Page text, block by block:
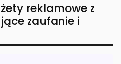
reklamowe z
zaufanie i